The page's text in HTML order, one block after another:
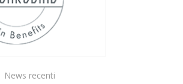
News recenti